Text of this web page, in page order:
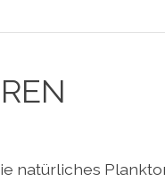
natürliches